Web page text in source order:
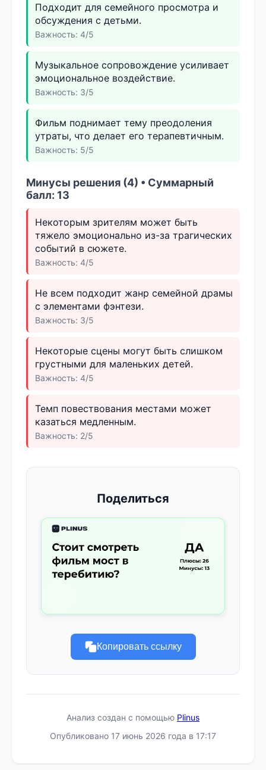
Подходит для семейного просмотра и
обсуждения с детьми.
Важность: 4/5
Музыкальное сопровождение усиливает
эмоциональное воздействие.
Важность: 3/5
Фильм поднимает тему преодоления
утраты, что делает его терапевтичным.
Важность: 5/5
Минусы решения (4) • Суммарный
балл: 13
Некоторым зрителям может быть
тяжело эмоционально из-за трагических
событий в сюжете.
Важность: 4/5
Не всем подходит жанр семейной драмы
с элементами фэнтези.
Важность: 3/5
Некоторые сцены могут быть слишком
грустными для маленьких детей.
Важность: 4/5
Темп повествования местами может
казаться медленным.
Важность: 2/5
Поделиться
Копировать ссылку
Анализ создан с помощью Plinus
Опубликовано 17 июнь 2026 года в 17:17